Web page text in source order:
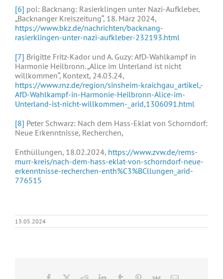
[6] pol: Backnang: Rasierklingen unter Nazi-Aufkleber,
„Backnanger Kreiszeitung“, 18. März 2024,
https://www.bkz.de/nachrichten/backnang-
rasierklingen-unter-nazi-aufkleber-232193.html
[7] Brigitte Fritz-Kador und A. Guzy: AfD-Wahlkampf in
Harmonie Heilbronn. „Alice im Unterland ist nicht
willkommen“, Kontext, 24.03.24,
https://www.rnz.de/region/sinsheim-kraichgau_artikel,-
AfD-Wahlkampf-in-Harmonie-Heilbronn-Alice-im-
Unterland-ist-nicht-willkommen-_arid,1306091.html
[8] Peter Schwarz: Nach dem Hass-Eklat von Schorndorf:
Neue Erkenntnisse, Recherchen,
Enthüllungen, 18.02.2024, https://www.zvw.de/rems-
murr-kreis/nach-dem-hass-eklat-von-schorndorf-neue-
erkenntnisse-recherchen-enth%C3%BCllungen_arid-
776515
13.05.2024